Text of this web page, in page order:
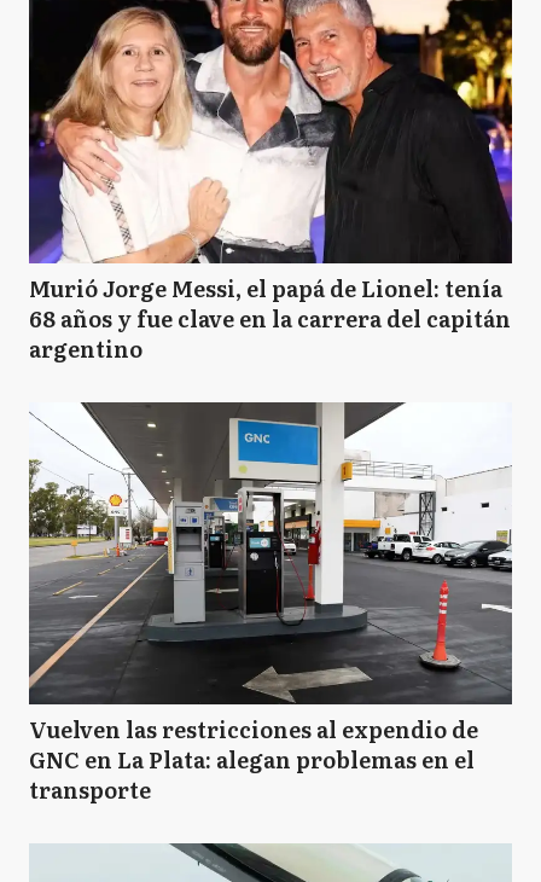
Murió Jorge Messi, el papá de Lionel: tenía
68 años y fue clave en la carrera del capitán
argentino
Vuelven las restricciones al expendio de
GNC en La Plata: alegan problemas en el
transporte